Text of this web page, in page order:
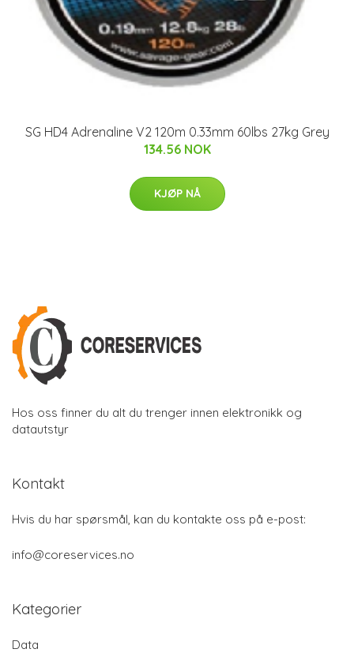
SG HD4 Adrenaline V2 120m 0.33mm 60lbs 27kg Grey
134.56 NOK
KJØP NÅ
Hos oss finner du alt du trenger innen elektronikk og
datautstyr
Kontakt
Hvis du har spørsmål, kan du kontakte oss på e-post:
info@coreservices.no
Kategorier
Data